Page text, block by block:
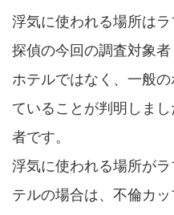
浮気に使われる場所はラ
探偵の今回の調査対象
ホテルではなく、一般
ていることが判明しま
者です。
浮気に使われる場所が
テルの場合は、不倫カ